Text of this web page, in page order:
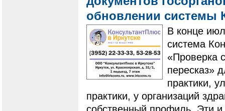
обновлении системы
В конце
система
«Проверка
пересказ»
практики,
практики, у организаций